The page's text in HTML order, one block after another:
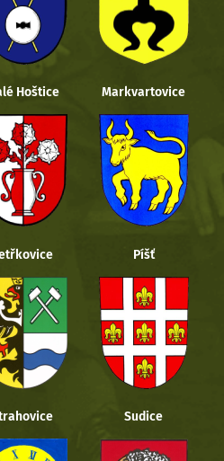
Hoštice Markvartovice
Píšť
Sudice